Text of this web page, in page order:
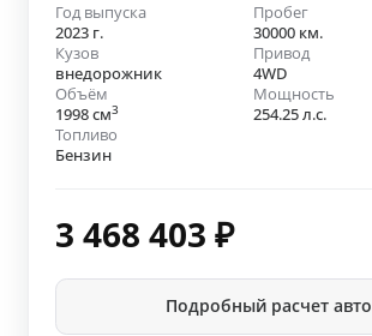
Год выпуска
2023 г.
Пробег
30000 км.
Кузов
внедорожник
Привод
4WD
Объём
1998 см3
Мощность
254.25 л.с.
Топливо
Бензин
3 468 403 ₽
Подробный расчет авто